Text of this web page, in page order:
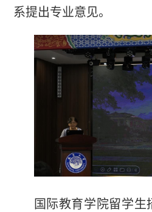
系提出专业意见。
国际教育学院留学生